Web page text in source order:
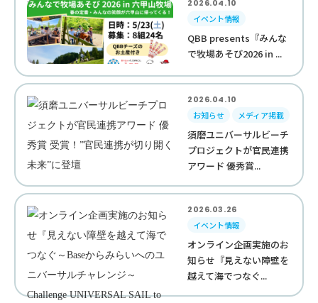
2026.04.10
イベント情報
QBB presents『みんな
で牧場あそび2026 in ...
2026.04.10
お知らせ
メディア掲載
須磨ユニバーサルビーチ
プロジェクトが官民連携
アワード 優秀賞...
2026.03.26
イベント情報
オンライン企画実施のお
知らせ『見えない障壁を
越えて海でつなぐ...